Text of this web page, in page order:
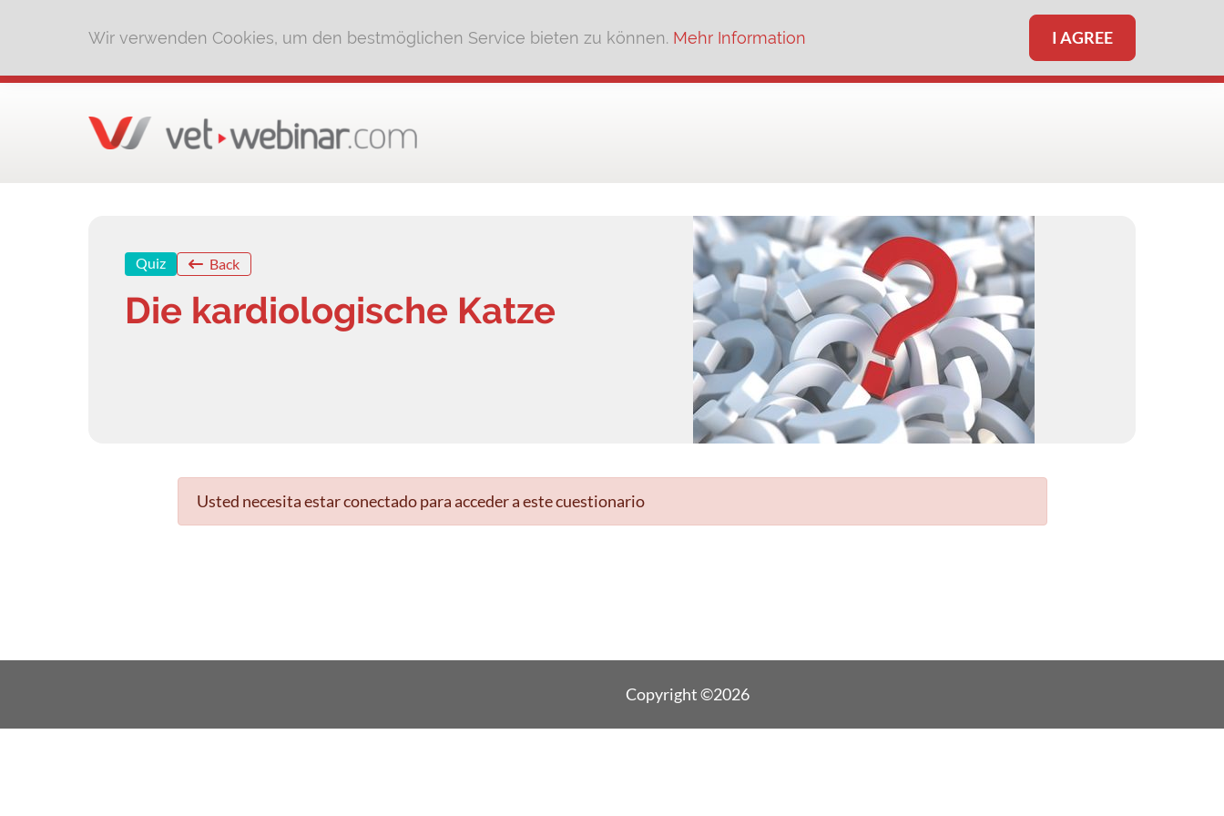
Wir verwenden Cookies, um den bestmöglichen Service bieten zu können. Mehr Information I AGREE
Quiz Back
Die kardiologische Katze
Usted necesita estar conectado para acceder a este cuestionario
Copyright ©2026